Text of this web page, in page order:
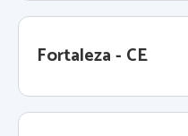
Fortaleza - CE